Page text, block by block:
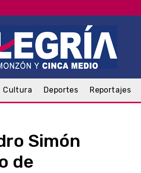
Cultura Deportes Reportajes
Simón
de